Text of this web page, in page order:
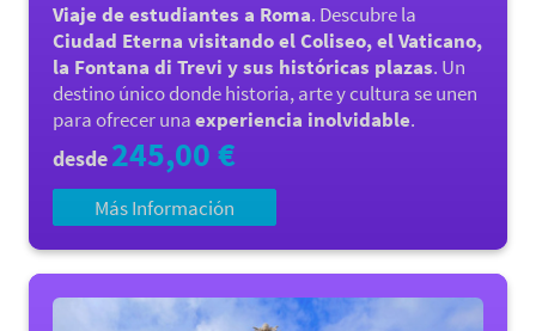
Viaje de estudiantes a Roma. Descubre la
Ciudad Eterna visitando el Coliseo, el Vaticano,
la Fontana di Trevi y sus históricas plazas. Un
destino único donde historia, arte y cultura se unen
para ofrecer unaexperiencia inolvidable.
desde245,00 €
Más Información